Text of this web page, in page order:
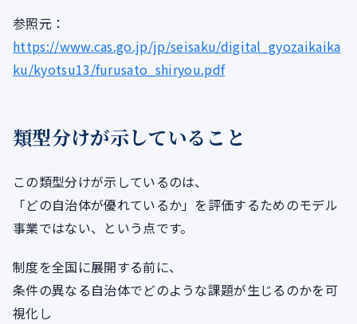
参照元：
https://www.cas.go.jp/jp/seisaku/digital_gyozaikaika
ku/kyotsu13/furusato_shiryou.pdf
類型分けが示していること
この類型分けが示しているのは、
「どの自治体が優れているか」を評価するためのモデル
事業ではない、という点です。
制度を全国に展開する前に、
条件の異なる自治体でどのような課題が生じるのかを可
視化し